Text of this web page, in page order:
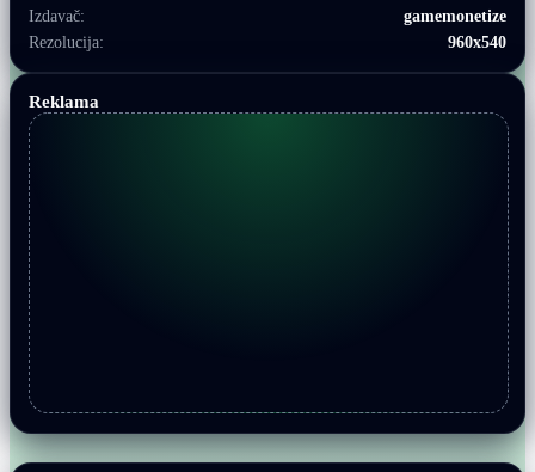
Izdavač:
gamemonetize
Rezolucija:
960x540
Reklama